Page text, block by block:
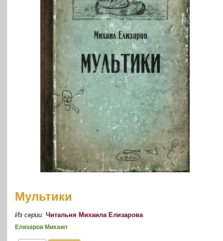
Мультики
Из серии:Читальня Михаила Елизарова
Елизаров Михаил